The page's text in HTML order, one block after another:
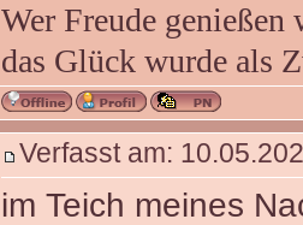
Wer Freude
das Glück wurde als
Verfasst am:
im Teich meines